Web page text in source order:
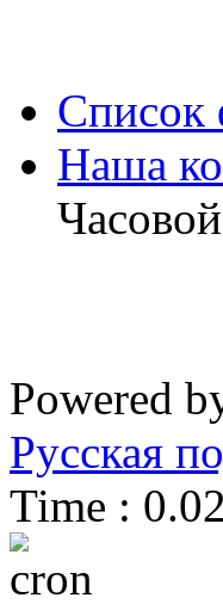
Список
Наша
Powered
Русская
Time :